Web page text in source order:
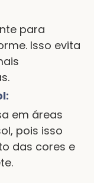
para
Isso evita
em áreas
pois isso
das cores e